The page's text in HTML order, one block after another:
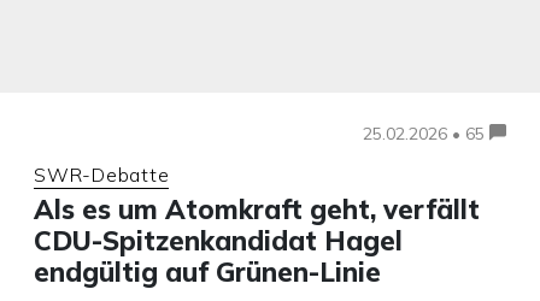
25.02.2026 • 65
SWR-Debatte
Als es um Atomkraft geht, verfällt
CDU-Spitzenkandidat Hagel
endgültig auf Grünen-Linie